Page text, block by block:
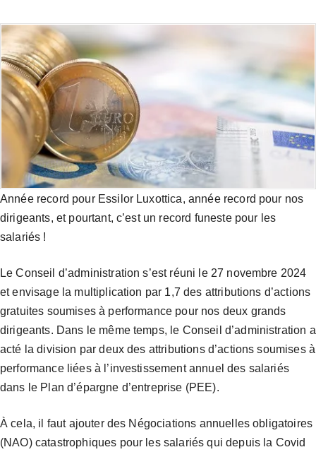
Année record pour Essilor Luxottica, année record pour nos
dirigeants, et pourtant, c’est un record funeste pour les
salariés !
Le Conseil d’administration s’est réuni le 27 novembre 2024
et envisage la multiplication par 1,7 des attributions d’actions
gratuites soumises à performance pour nos deux grands
dirigeants. Dans le même temps, le Conseil d’administration a
acté la division par deux des attributions d’actions soumises à
performance liées à l’investissement annuel des salariés
dans le Plan d’épargne d’entreprise (PEE).
À cela, il faut ajouter des Négociations annuelles obligatoires
(NAO) catastrophiques pour les salariés qui depuis la Covid